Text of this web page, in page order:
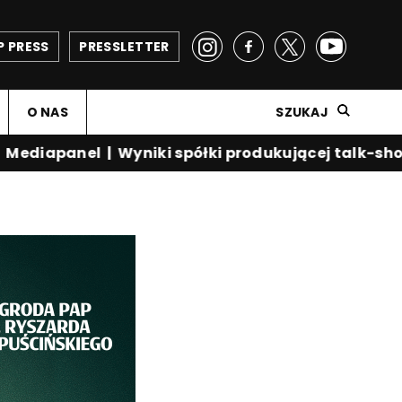
PRESSLETTER
PRESS
O NAS SZUKAJ
|Wyniki spółki produkującej talk-show